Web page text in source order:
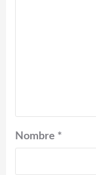
Nombre *